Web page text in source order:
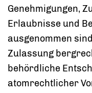
Genehmigungen,
Erlaubnisse und
ausgenommen
Zulassung
behördliche
atomrechtlicher